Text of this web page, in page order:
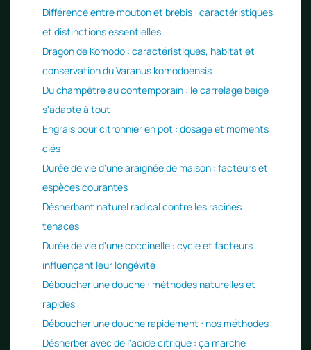
Différence entre mouton et brebis : caractéristiques
et distinctions essentielles
Dragon de Komodo : caractéristiques, habitat et
conservation du Varanus komodoensis
Du champêtre au contemporain : le carrelage beige
s'adapte à tout
Engrais pour citronnier en pot : dosage et moments
clés
Durée de vie d'une araignée de maison : facteurs et
espèces courantes
Désherbant naturel radical contre les racines
tenaces
Durée de vie d'une coccinelle : cycle et facteurs
influençant leur longévité
Déboucher une douche : méthodes naturelles et
rapides
Déboucher une douche rapidement : nos méthodes
Désherber avec de l'acide citrique : ça marche